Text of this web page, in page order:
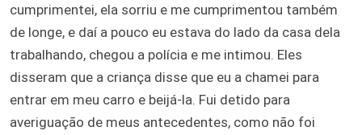
cumprimentei, ela sorriu e me cumprimentou também
de longe, e daí a pouco eu estava do lado da casa dela
trabalhando, chegou a polícia e me intimou. Eles
disseram que a criança disse que eu a chamei para
entrar em meu carro e beijá-la. Fui detido para
averiguação de meus antecedentes, como não foi